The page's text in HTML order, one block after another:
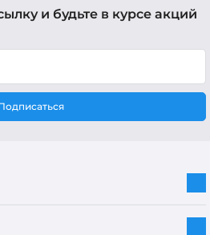
и будьте в курсе акций